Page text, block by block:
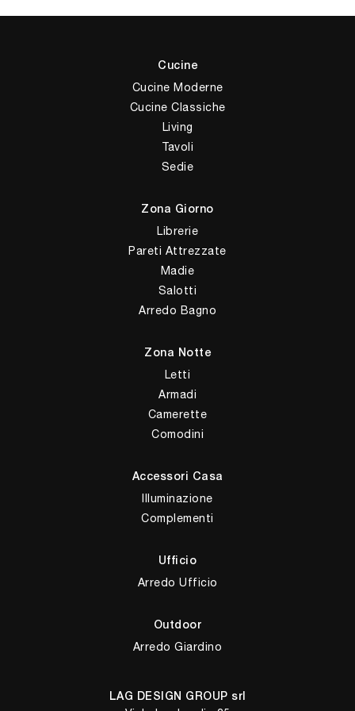
Cucine
Cucine Moderne
Cucine Classiche
Living
Tavoli
Sedie
Zona Giorno
Librerie
Pareti Attrezzate
Madie
Salotti
Arredo Bagno
Zona Notte
Letti
Armadi
Camerette
Comodini
Accessori Casa
Illuminazione
Complementi
Ufficio
Arredo Ufficio
Outdoor
Arredo Giardino
LAG DESIGN GROUP srl